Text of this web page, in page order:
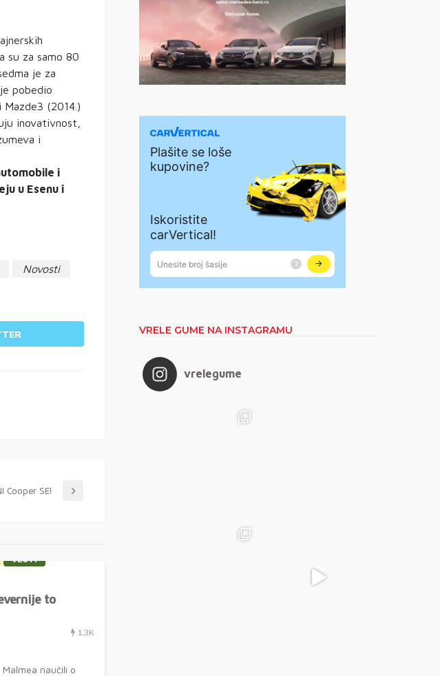
su za samo 80
je za
pobedio
(2014.)
inovativnost,
i
i
u Esenu i
Novosti
Cooper SE!
VESTI
to
1.3K
naučili o
VRELE GUME NA INSTAGRAMU
vrelegume